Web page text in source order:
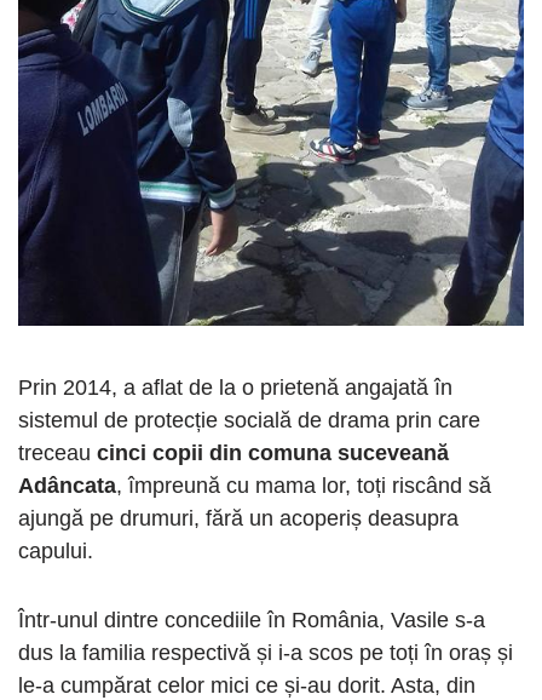
Prin 2014, a aflat de la o prietenă angajată în
sistemul de protecție socială de drama prin care
treceau cinci copii din comuna suceveană
Adâncata, împreună cu mama lor, toți riscând să
ajungă pe drumuri, fără un acoperiș deasupra
capului.
Într-unul dintre concediile în România, Vasile s-a
dus la familia respectivă și i-a scos pe toți în oraș și
le-a cumpărat celor mici ce și-au dorit. Asta, din